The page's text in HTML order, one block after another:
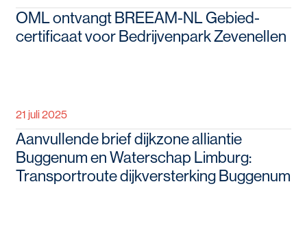
OML ontvangt BREEAM-NL Gebied-
certificaat voor Bedrijvenpark Zevenellen
21 juli 2025
Aanvullende brief dijkzone alliantie
Buggenum en Waterschap Limburg:
Transportroute dijkversterking Buggenum